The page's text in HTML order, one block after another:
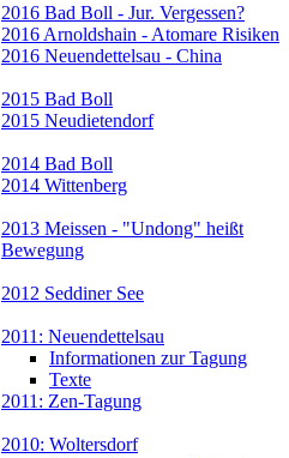
2016 Bad Boll - Jur. Vergessen?
2016 Arnoldshain - Atomare Risiken
2016 Neuendettelsau - China
2015 Bad Boll
2015 Neudietendorf
2014 Bad Boll
2014 Wittenberg
2013 Meissen - "Undong" heißt
Bewegung
2012 Seddiner See
2011: Neuendettelsau
Informationen zur Tagung
Texte
2011: Zen-Tagung
2010: Woltersdorf